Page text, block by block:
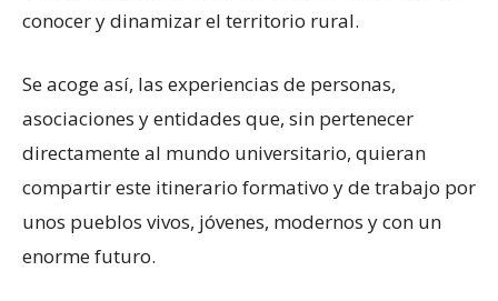
conocer y dinamizar el territorio rural.
Se acoge así, las experiencias de personas,
asociaciones y entidades que, sin pertenecer
directamente al mundo universitario, quieran
compartir este itinerario formativo y de trabajo por
unos pueblos vivos, jóvenes, modernos y con un
enorme futuro.